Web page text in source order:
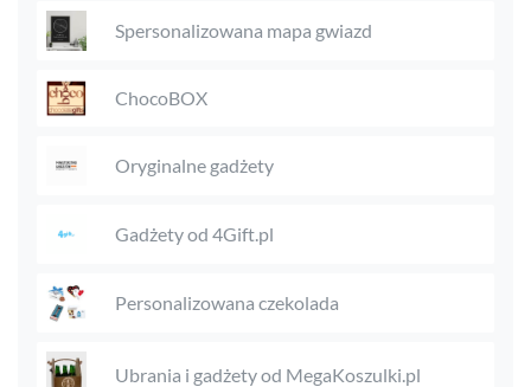
Spersonalizowana mapa gwiazd
ChocoBOX
Oryginalne gadżety
Gadżety od 4Gift.pl
Personalizowana czekolada
Ubrania i gadżety od MegaKoszulki.pl